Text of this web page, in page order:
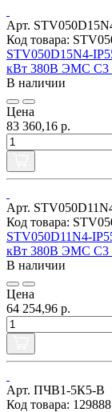
Арт.
Код товара:
STV050D15N4-
кВт 380В ЭМС С3
В наличии
Цена
83 360,16 р.
Арт.
Код товара:
STV050D11N4-
кВт 380В ЭМС С3
В наличии
Цена
64 254,96 р.
Арт. ПЧВ1-5К5-В
Код товара: 129888